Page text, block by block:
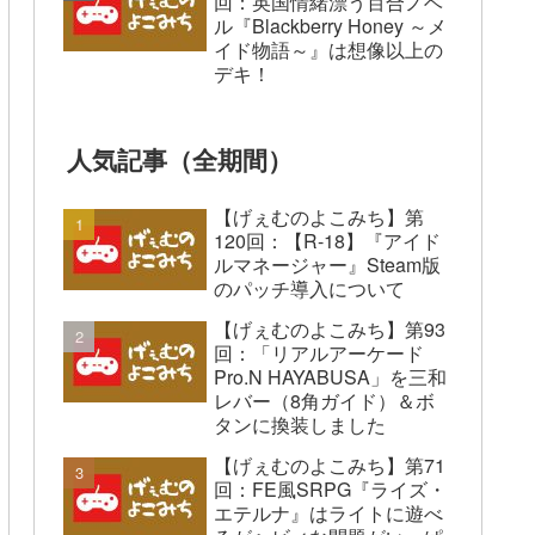
ル『Blackberry Honey ～メ
イド物語～』は想像以上の
デキ！
人気記事（全期間）
【げぇむのよこみち】第
120回：【R-18】『アイド
ルマネージャー』Steam版
のパッチ導入について
【げぇむのよこみち】第93
回：「リアルアーケード
Pro.N HAYABUSA」を三和
レバー（8角ガイド）＆ボ
タンに換装しました
【げぇむのよこみち】第71
回：FE風SRPG『ライズ・
エテルナ』はライトに遊べ